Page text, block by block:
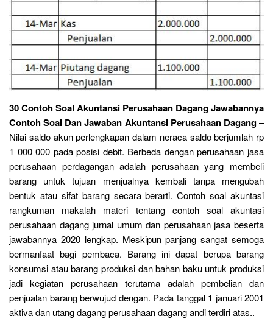
30 Contoh Soal Akuntansi Perusahaan Dagang Jawabannya
Contoh Soal Dan Jawaban Akuntansi Perusahaan Dagang–
Nilai saldo akun perlengkapan dalam neraca saldo berjumlah rp
1 000 000 pada posisi debit. Berbeda dengan perusahaan jasa
perusahaan perdagangan adalah perusahaan yang membeli
barang untuk tujuan menjualnya kembali tanpa mengubah
bentuk atau sifat barang secara berarti. Contoh soal akuntasi
rangkuman makalah materi tentang contoh soal akuntasi
perusahaan dagang jurnal umum dan perusahaan jasa beserta
jawabannya 2020 lengkap. Meskipun panjang sangat semoga
bermanfaat bagi pembaca. Barang ini dapat berupa barang
konsumsi atau barang produksi dan bahan baku untuk produksi
jadi kegiatan perusahaan terutama adalah pembelian dan
penjualan barang berwujud dengan. Pada tanggal 1 januari 2001
aktiva dan utang dagang perusahaan dagang andi terdiri atas..